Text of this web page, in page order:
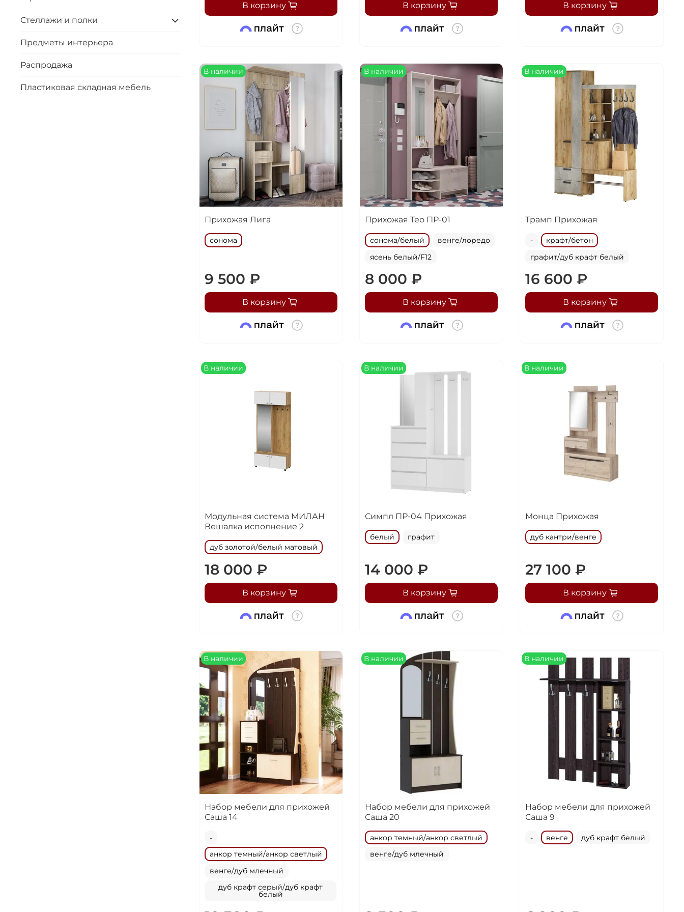
В корзину В корзину В корзину
В наличии
Прихожая Лига
сонома
9 500 ₽
В корзину
В наличии
Прихожая Тео ПР-01
сонома/белый
венге/лоредо
ясень белый/F12
8 000 ₽
В корзину
В наличии
Трамп Прихожая
-
крафт/бетон
графит/дуб крафт белый
16 600 ₽
В корзину
В наличии
Модульная система МИЛАН
Вешалка исполнение 2
дуб золотой/белый матовый
18 000 ₽
В корзину
В наличии
Симпл ПР-04 Прихожая
белый графит
14 000 ₽
В корзину
В наличии
Монца Прихожая
дуб кантри/венге
27 100 ₽
В корзину
В наличии
Набор мебели для прихожей
Саша 14
-
анкор темный/анкор светлый
венге/дуб млечный
дуб крафт серый/дуб крафт
белый
В наличии
Набор мебели для прихожей
Саша 20
анкор темный/анкор светлый
венге/дуб млечный
В наличии
Набор мебели для прихожей
Саша 9
- венге дуб крафт белый
Стеллажи и полки
Предметы интерьера
Распродажа
Пластиковая складная мебель